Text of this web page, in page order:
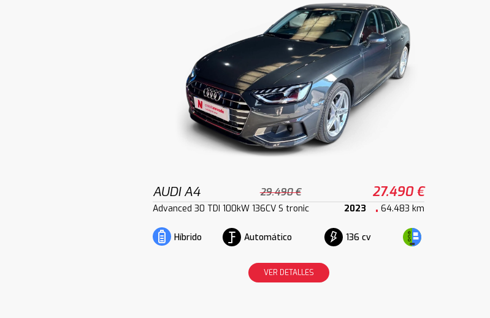
AUDI A4 29.490 € 27.490 €
Advanced 30 TDI 100kW 136CV S tronic 2023 64.483 km
Híbrido Automático 136 cv
VER DETALLES